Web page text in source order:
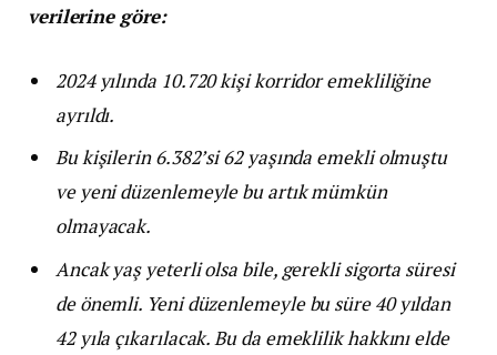
verilerine göre:
2024 yılında 10.720 kişi korridor emekliliğine
ayrıldı.
Bu kişilerin 6.382’si 62 yaşında emekli olmuştu
ve yeni düzenlemeyle bu artık mümkün
olmayacak.
Ancak yaş yeterli olsa bile, gerekli sigorta süresi
de önemli. Yeni düzenlemeyle bu süre 40 yıldan
42 yıla çıkarılacak. Bu da emeklilik hakkını elde